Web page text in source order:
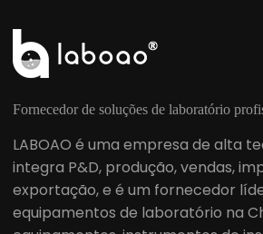
Fornecedor de soluções de laboratório
LABOAO é uma empresa de alta
integra P&D, produção, vendas,
exportação, e é um fornecedor
equipamentos de laboratório na